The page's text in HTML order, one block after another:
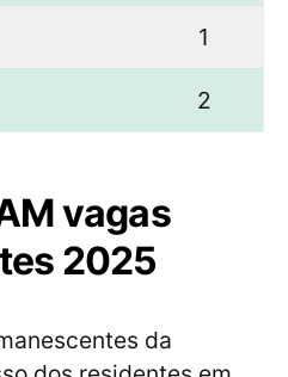
1
2
vagas
2025
da